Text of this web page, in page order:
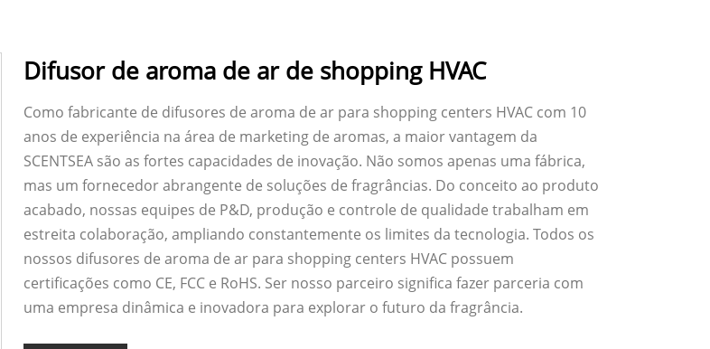
Difusor de aroma de ar de shopping HVAC
Como fabricante de difusores de aroma de ar para shopping centers HVAC com 10
anos de experiência na área de marketing de aromas, a maior vantagem da
SCENTSEA são as fortes capacidades de inovação. Não somos apenas uma fábrica,
mas um fornecedor abrangente de soluções de fragrâncias. Do conceito ao produto
acabado, nossas equipes de P&D, produção e controle de qualidade trabalham em
estreita colaboração, ampliando constantemente os limites da tecnologia. Todos os
nossos difusores de aroma de ar para shopping centers HVAC possuem
certificações como CE, FCC e RoHS. Ser nosso parceiro significa fazer parceria com
uma empresa dinâmica e inovadora para explorar o futuro da fragrância.